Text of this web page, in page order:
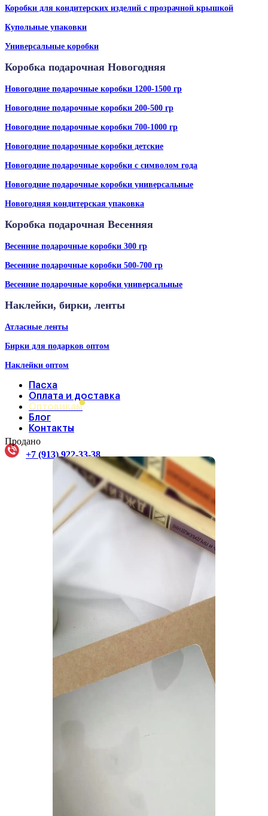
Коробки для кондитерских изделий с прозрачной крышкой
Купольные упаковки
Универсальные коробки
Коробка подарочная Новогодняя
Новогодние подарочные коробки 1200-1500 гр
Новогодние подарочные коробки 200-500 гр
Новогодние подарочные коробки 700-1000 гр
Новогодние подарочные коробки детские
Новогодние подарочные коробки с символом года
Новогодние подарочные коробки универсальные
Новогодняя кондитерская упаковка
Коробка подарочная Весенняя
Весенние подарочные коробки 300 гр
Весенние подарочные коробки 500-700 гр
Весенние подарочные коробки универсальные
Наклейки, бирки, ленты
Атласные ленты
Бирки для подарков оптом
Наклейки оптом
Пасха
Оплата и доставка
Оптовикам
Блог
Контакты
+7 (913) 922-33-38
Продано